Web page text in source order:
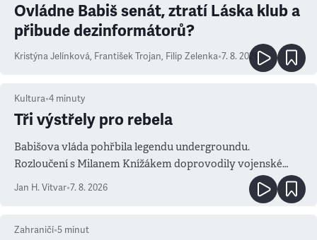
Ovládne Babiš senát, ztratí Láska klub a
přibude dezinformátorů?
Kristýna Jelínková, František Trojan, Filip Zelenka•7. 8. 2026
Kultura•4 minuty
Tři výstřely pro rebela
Babišova vláda pohřbila legendu undergroundu.
Rozloučení s Milanem Knížákem doprovodily vojenské
Jan H. Vitvar•7. 8. 2026
Zahraničí•5 minut